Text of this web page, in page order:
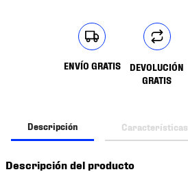
ENVÍO GRATIS
DEVOLUCIÓN
GRATIS
Descripción Características
Descripción del producto